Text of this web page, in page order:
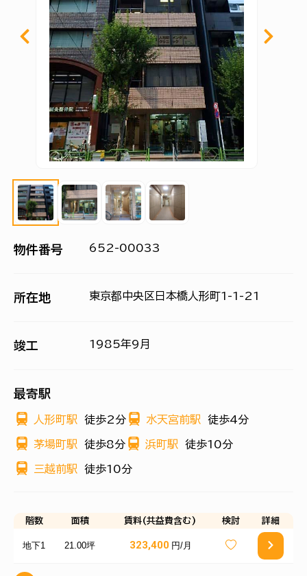
物件番号 652-00033
所在地 東京都中央区日本橋人形町1-1-21
竣工 1985年9月
最寄駅
人形町駅 徒歩2分 水天宮前駅 徒歩4分
茅場町駅 徒歩8分 浜町駅 徒歩10分
三越前駅 徒歩10分
階数 面積 賃料(共益費含む) 検討 詳細
地下1 21.00坪 323,400 円/月